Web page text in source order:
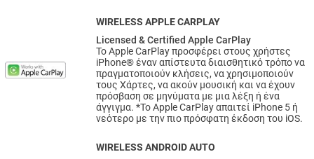
WIRELESS APPLE CARPLAY
Licensed & Certified Apple CarPlay
Το Apple CarPlay προσφέρει στους χρήστες
iPhone® έναν απίστευτα διαισθητικό τρόπο να
πραγματοποιούν κλήσεις, να χρησιμοποιούν
τους Χάρτες, να ακούν μουσική και να έχουν
πρόσβαση σε μηνύματα με μια λέξη ή ένα
άγγιγμα. *Το Apple CarPlay απαιτεί iPhone 5 ή
νεότερο με την πιο πρόσφατη έκδοση του iOS.
WIRELESS ANDROID AUTO